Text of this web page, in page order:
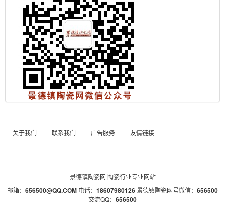
关于我们 联系我们 广告服务 友情链接
景德镇陶瓷网 陶瓷行业专业网站
邮箱： 656500@QQ.COM 电话： 18607980126景德镇陶瓷网号微信： 656500
交流QQ： 656500